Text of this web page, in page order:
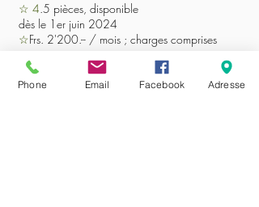
☆ 4.5 pièces, disponible
dès le 1er juin 2024
☆Frs. 2'200.-- / mois ; charges comprises
Situé à la Rue du Carolet 22
Phone Email Facebook Adresse